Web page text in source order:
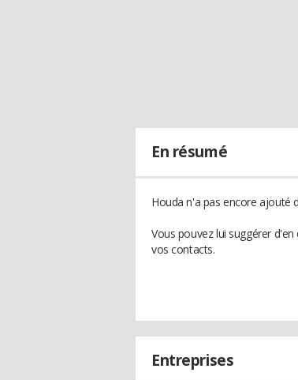
En résumé
Houda n'a pas encore ajouté
Vous pouvez lui suggérer
vos contacts.
Entreprises